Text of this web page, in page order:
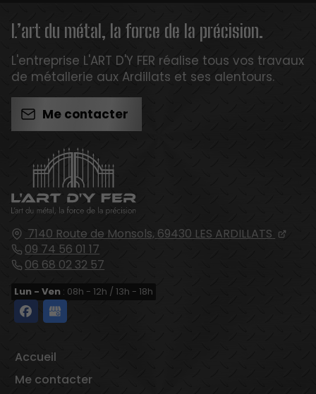
7140 Route de Monsols, 69430 LES ARDILLATS
09 74 56 01 17
06 68 02 32 57
Lun - Ven : 08h - 12h / 13h - 18h
Accueil
Me contacter
L’art du métal, la force de la précision.
L'entreprise L'ART D'Y FER réalise tous vos travaux
de métallerie aux Ardillats et ses alentours.
Me contacter